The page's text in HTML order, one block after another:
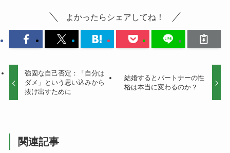
よかったらシェアしてね！
強固な自己否定：「自分は
ダメ」という思い込みから
抜け出すために
結婚するとパートナーの性
格は本当に変わるのか？
関連記事